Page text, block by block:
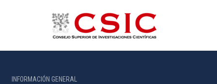
INFORMACIÓN GENERAL